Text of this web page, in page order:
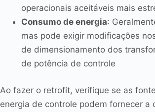
operacionais aceitáveis mais
Consumo de energia:
mas pode exigir modificações
de dimensionamento dos
de potência de controle
Ao fazer o retrofit, verifique se as
energia de controle podem fornecer a